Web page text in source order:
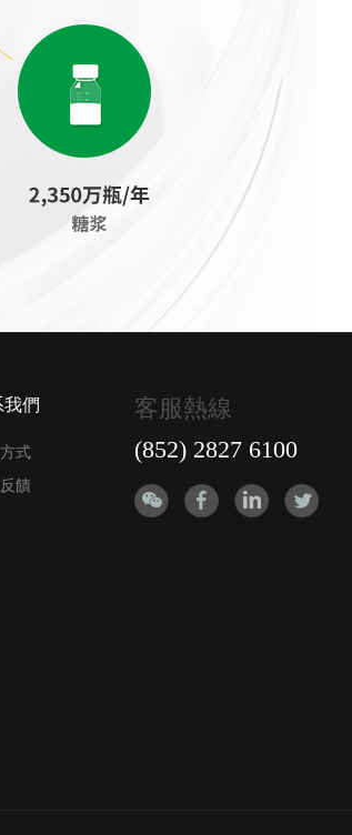
們
式
饋
客服熱線
(852) 2827 6100